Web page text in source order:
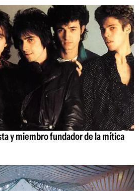
y miembro fundador de la mítica